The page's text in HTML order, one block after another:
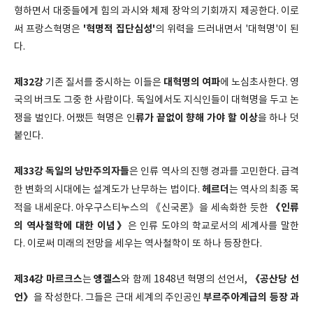
형하면서 대중들에게 힘의 과시와 체제 장악의 기회까지 제공한다. 이로
써 프랑스혁명은 '혁명적 집단심성'의 위력을 드러내면서 '대혁명'이 된
다.
제32강기존 질서를 중시하는 이들은 대혁명의 여파에 노심초사한다. 영
국의 버크도 그중 한 사람이다. 독일에서도 지식인들이 대혁명을 두고 논
쟁을 벌인다. 어쨌든 혁명은 인류가 끝없이 향해 가야 할 이상을 하나 덧
붙인다.
제33강독일의 낭만주의자들은 인류 역사의 진행 경과를 고민한다. 급격
한 변화의 시대에는 설계도가 난무하는 법이다. 헤르더는 역사의 최종 목
적을 내세운다. 아우구스티누스의 《신국론》을 세속화한 듯한
《인류
의 역사철학에 대한 이념》 은 인류 도야의 학교로서의 세계사를 말한
다. 이로써 미래의 전망을 세우는 역사철학이 또 하나 등장한다.
제34강 마르크스는엥겔스와 함께 1848년 혁명의 선언서,
《공산당 선
언》 을 작성한다. 그들은 근대 세계의 주인공인부르주아계급의 등장 과